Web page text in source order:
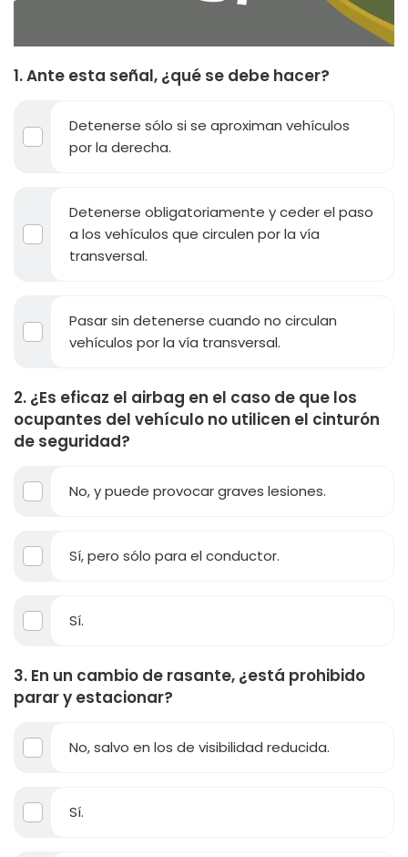
1. Ante esta señal, ¿qué se debe hacer?
Detenerse sólo si se aproximan vehículos
por la derecha.
Detenerse obligatoriamente y ceder el paso
a los vehículos que circulen por la vía
transversal.
Pasar sin detenerse cuando no circulan
vehículos por la vía transversal.
2. ¿Es eficaz el airbag en el caso de que los
ocupantes del vehículo no utilicen el cinturón
de seguridad?
No, y puede provocar graves lesiones.
Sí, pero sólo para el conductor.
Sí.
3. En un cambio de rasante, ¿está prohibido
parar y estacionar?
No, salvo en los de visibilidad reducida.
Sí.